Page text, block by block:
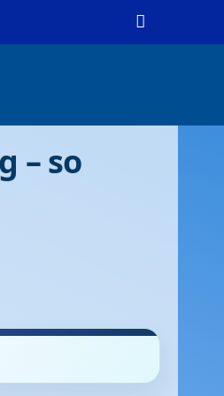
– so